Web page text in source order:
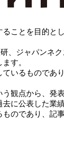
ことを目的とし
ャパンネク
す。
いるもので
観点から、
に公表した
のであり、